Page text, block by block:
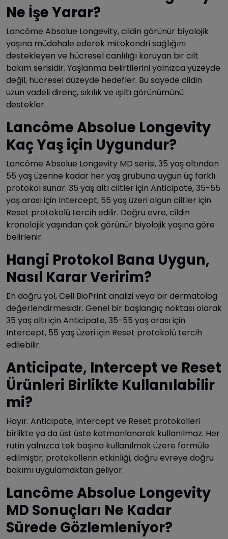
Ne İşe Yarar?
Lancôme Absolue Longevity, cildin görünür biyolojik
yaşına müdahale ederek mitokondri sağlığını
destekleyen ve hücresel canlılığı koruyan bir cilt
bakım serisidir. Yaşlanma belirtilerini yalnızca yüzeyde
değil, hücresel düzeyde hedefler. Bu sayede cildin
uzun vadeli direnç, sıkılık ve ışıltı görünümünü
destekler.
Lancôme Absolue Longevity
Kaç Yaş için Uygundur?
Lancôme Absolue Longevity MD serisi, 35 yaş altından
55 yaş üzerine kadar her yaş grubuna uygun üç farklı
protokol sunar. 35 yaş altı ciltler için Anticipate, 35-55
yaş arası için Intercept, 55 yaş üzeri olgun ciltler için
Reset protokolü tercih edilir. Doğru evre, cildin
kronolojik yaşından çok görünür biyolojik yaşına göre
belirlenir.
Hangi Protokol Bana Uygun,
Nasıl Karar Veririm?
En doğru yol, Cell BioPrint analizi veya bir dermatolog
değerlendirmesidir. Genel bir başlangıç noktası olarak
35 yaş altı için Anticipate, 35-55 yaş arası için
Intercept, 55 yaş üzeri için Reset protokolü tercih
edilebilir.
Anticipate, Intercept ve Reset
Ürünleri Birlikte Kullanılabilir
mi?
Hayır. Anticipate, Intercept ve Reset protokolleri
birlikte ya da üst üste katmanlanarak kullanılmaz. Her
rutin yalnızca tek başına kullanılmak üzere formüle
edilmiştir; protokollerin etkinliği, doğru evreye doğru
bakımı uygulamaktan geliyor.
Lancôme Absolue Longevity
MD Sonuçları Ne Kadar
Sürede Gözlemleniyor?